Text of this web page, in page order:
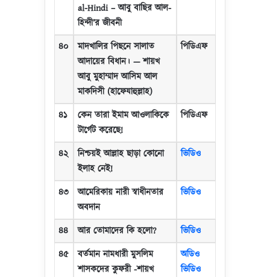
al-Hindi –আবু বাছির আল-
হিন্দী’র জীবনী
৪০
মাদখালির পিছনে সালাত
আদায়ের বিধান। —শায়খ
আবু মুহাম্মাদ আসিম আল
মাকদিসী (হাফেযাহুল্লাহ)
পিডিএফ
৪১
কেন তারা ইমাম আওলাকিকে
টার্গেট করেছে!
পিডিএফ
৪২
নিশ্চয়ই আল্লাহ ছাড়া কোনো
ইলাহ নেই!
ভিডিও
৪৩
আমেরিকায় নারী স্বাধীনতার
অবদান
ভিডিও
৪৪ আর তোমাদের কি হলো?
ভিডিও
৪৫
বর্তমান নামধারী মুসলিম
শাসকদের কুফরী -শায়খ
অডিও
ভিডিও